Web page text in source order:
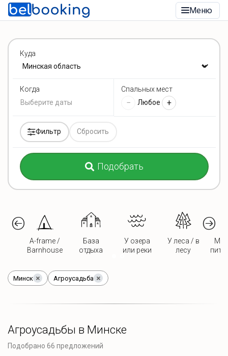
Меню
Куда
Когда Спальных мест
− Любое +
Фильтр Сбросить
Подобрать
A-frame /
Barnhouse
База
отдыха
У озера
или реки
У леса / в
лесу
Минск Агроусадьба
Агроусадьбы в Минске
Подобрано 66 предложений